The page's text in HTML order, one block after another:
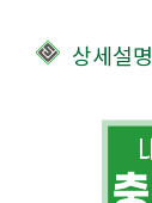
상세설명